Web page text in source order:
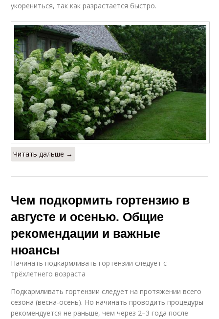
укорениться, так как разрастается быстро.
Читать дальше →
Чем подкормить гортензию в
августе и осенью. Общие
рекомендации и важные
нюансы
Начинать подкармливать гортензии следует с
трёхлетнего возраста
Подкармливать гортензии следует на протяжении всего
сезона (весна-осень). Но начинать проводить процедуры
рекомендуется не раньше, чем через 2–3 года после